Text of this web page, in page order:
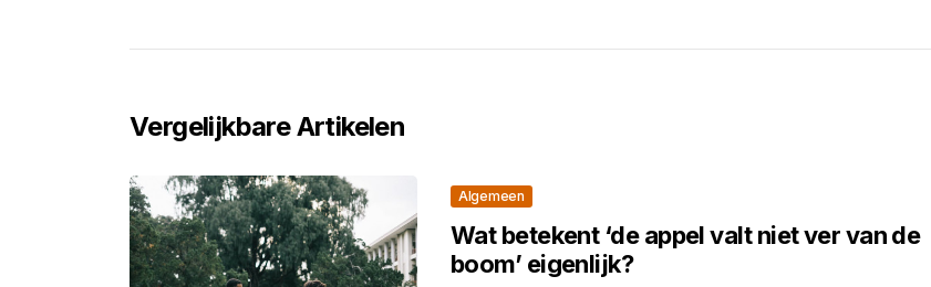
Vergelijkbare Artikelen
Algemeen
Wat betekent ‘de appel valt niet ver van de
boom’ eigenlijk?